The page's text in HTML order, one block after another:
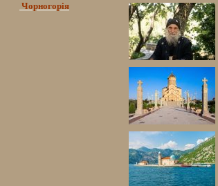
Чорногорія